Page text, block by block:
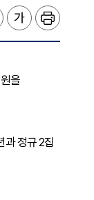
을
과 정규 2집